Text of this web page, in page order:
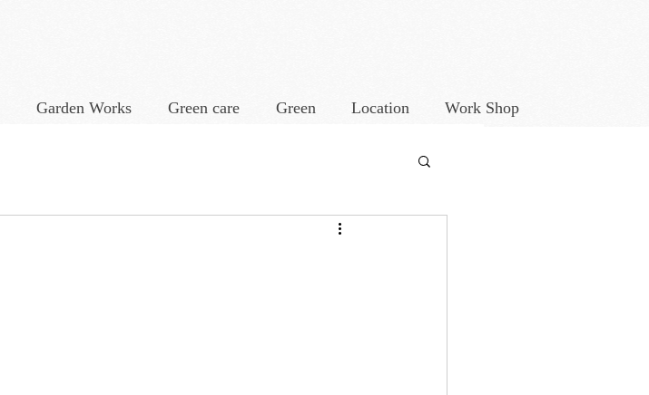
Garden Works Green care Green Location Work Shop